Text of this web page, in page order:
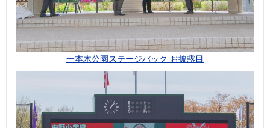
一本木公園ステージバック お披露目